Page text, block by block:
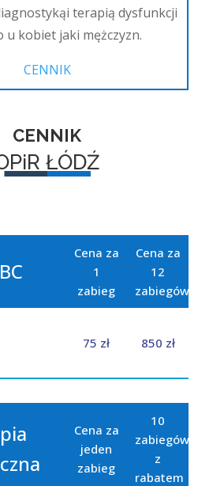
terapią dysfunkcji
u kobiet jaki mężczyzn.
CENNIK
CENNIK
ŁÓDŹ
Cena za
1
zabieg
Cena za
12
zabiegów
75 zł 850 zł
Cena za
jeden
zabieg
10
zabiegów
z
rabatem